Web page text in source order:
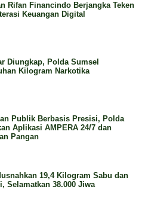
Rifan Financindo Berjangka Teken
Keuangan Digital
Diungkap, Polda Sumsel
Kilogram Narkotika
Publik Berbasis Presisi, Polda
Aplikasi AMPERA 24/7 dan
Pangan
19,4 Kilogram Sabu dan
Selamatkan 38.000 Jiwa